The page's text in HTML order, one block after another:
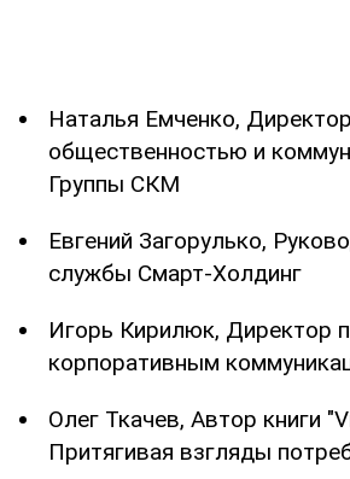
Наталья Емченко,
общественностью и
Группы СКМ
Евгений Загорулько,
службы Смарт-Холдинг
Игорь Кирилюк, Директор
корпоративным
Олег Ткачев, Автор книги
Притягивая взгляды